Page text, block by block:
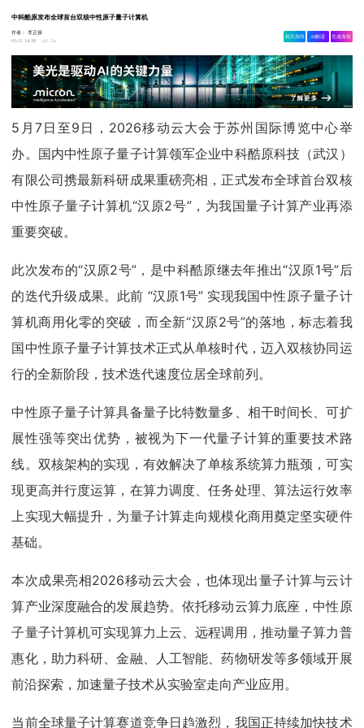
中科酷原发布全球首台双核中性原子量子计算机
作者：李正操
05-11 14:38
1.3w
相关舆情 AI解读 生成海报
5月7日至9日，2026移动云大会于苏州国际博览中心举
办。国内中性原子量子计算领军企业中科酷原科技（武汉）
有限公司携最新科研成果重磅亮相，正式发布全球首台双核
中性原子量子计算机“汉原2号”，为我国量子计算产业再添
重要突破。
此次发布的“汉原2号”，是中科酷原继去年推出“汉原1号”后
的迭代升级成果。此前 “汉原1号” 实现我国中性原子量子计
算机商用化零的突破，而全新“汉原2号”的落地，标志着我
国中性原子量子计算技术正式从单核时代，迈入双核协同运
行的全新阶段，技术迭代速度位居全球前列。
中性原子量子计算具备量子比特数量多、相干时间长、可扩
展性强等突出优势，被视为下一代量子计算的重要技术路
线。双核架构的实现，有效解决了单核系统算力瓶颈，可实
现更高并行度运算，在算力调度、任务处理、算法运行效率
上实现大幅提升，为量子计算走向规模化商用奠定坚实硬件
基础。
本次成果亮相2026移动云大会，也体现出量子计算与云计
算产业深度融合的发展趋势。依托移动云算力底座，中性原
子量子计算机可实现算力上云、远程调用，推动量子算力普
惠化，助力科研、金融、人工智能、药物研发等多领域开展
前沿探索，加速量子技术从实验室走向产业应用。
当前全球量子计算赛道竞争日趋激烈，我国正持续加快技术